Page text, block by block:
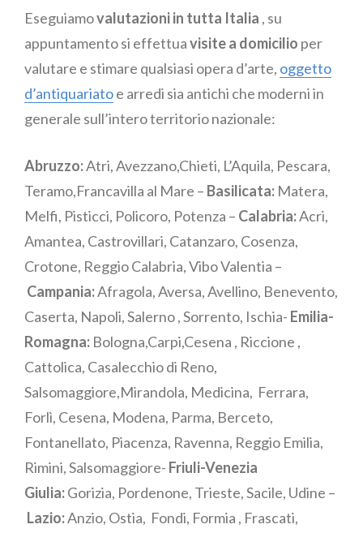
Eseguiamovalutazioni in tutta Italia , su
appuntamento si effettuavisite a domicilio per
valutare e stimare qualsiasi opera d’arte, oggetto
d’antiquariatoe arredi sia antichi che moderni in
generale sull’intero territorio nazionale:
Abruzzo:Atri, Avezzano,Chieti, L’Aquila, Pescara,
Teramo,Francavilla al Mare – Basilicata: Matera,
Melfi, Pisticci, Policoro, Potenza – Calabria:Acri,
Amantea, Castrovillari, Catanzaro, Cosenza,
Crotone, Reggio Calabria, Vibo Valentia –
Campania:Afragola, Aversa, Avellino, Benevento,
Caserta, Napoli, Salerno , Sorrento, Ischia- Emilia-
Romagna: Bologna,Carpi,Cesena , Riccione ,
Cattolica, Casalecchio di Reno,
Salsomaggiore,Mirandola, Medicina, Ferrara,
Forlì, Cesena, Modena, Parma, Berceto,
Fontanellato, Piacenza, Ravenna, Reggio Emilia,
Rimini, Salsomaggiore- Friuli-Venezia
Giulia:Gorizia, Pordenone, Trieste, Sacile, Udine –
Lazio:Anzio, Ostia, Fondi, Formia , Frascati,